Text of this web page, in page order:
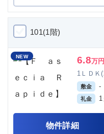
101(1階)
NEW 6.8万円
1ＬＤＫ
敷金 -
礼金 1
物件詳細